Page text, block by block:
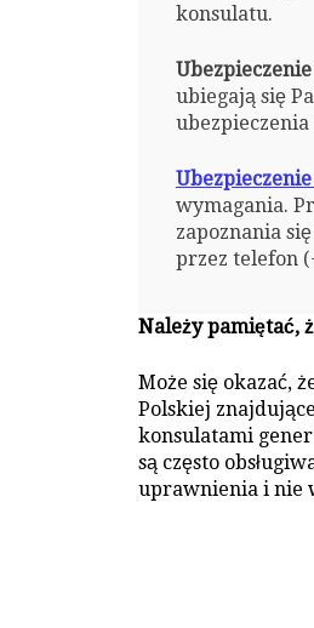
konsulatu.
ubiegają się
wymagania.
zapoznania
przez telefon
Należy pamiętać,
Może się okazać,
Polskiej
konsulatami
są często
uprawnienia i nie